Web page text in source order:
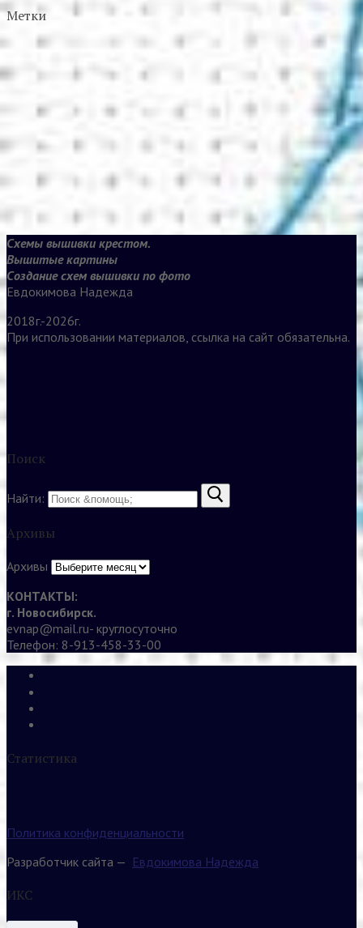
Метки
Схемы вышивки крестом.
Вышитые картины
Создание схем вышивки по фото
Евдокимова Надежда
2018г.-2026г.
При использовании материалов, ссылка на сайт обязательна.
Поиск
Найти:
Архивы
Архивы
КОНТАКТЫ:
г. Новосибирск.
evnap@mail.ru- круглосуточно
Телефон: 8-913-458-33-00
Статистика
Политика конфиденциальности
Разработчик сайта — Евдокимова Надежда
ИКС